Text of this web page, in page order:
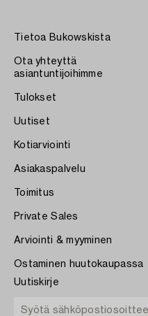
Tietoa Bukowskista
Ota yhteyttä
asiantuntijoihimme
Tulokset
Uutiset
Kotiarviointi
Asiakaspalvelu
Toimitus
Private Sales
Arviointi & myyminen
Ostaminen huutokaupassa
Uutiskirje